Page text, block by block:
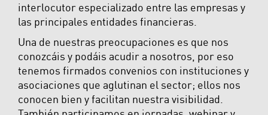
interlocutor especializado entre las empresas y
las principales entidades financieras.
Una de nuestras preocupaciones es que nos
conozcáis y podáis acudir a nosotros, por eso
tenemos firmados convenios con instituciones y
asociaciones que aglutinan el sector; ellos nos
conocen bien y facilitan nuestra visibilidad.